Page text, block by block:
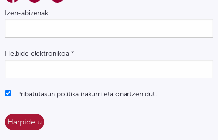
Izen-abizenak
Helbide elektronikoa *
Pribatutasun politika irakurri eta onartzen dut.